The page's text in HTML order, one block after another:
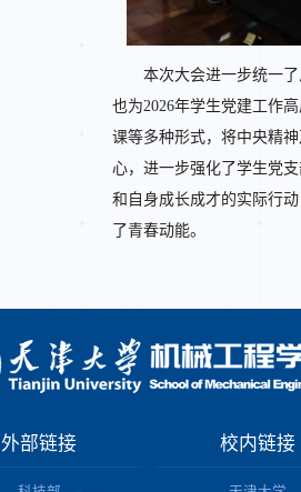
本次大会进一步统一
也为2026年学生党建工作
课等多种形式，将中央精
心，进一步强化了学生党
和自身成长成才的实际行
了青春动能。
外部链接 校内链接